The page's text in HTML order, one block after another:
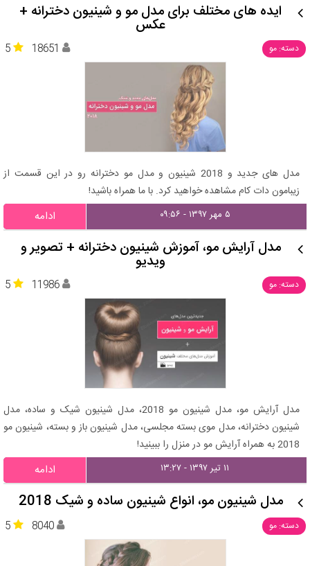
ایده های مختلف برای مدل مو و شینیون دخترانه +
عکس
دسته: مو 5 18651
مدل های جدید و 2018 شینیون و مدل مو دخترانه رو در این قسمت از
زیبامون دات کام مشاهده خواهید کرد. با ما همراه باشید!
۵ مهر ۱۳۹۷ - ۰۹:۵۶ ادامه
مدل آرایش مو، آموزش شینیون دخترانه + تصویر و
ویدیو
دسته: مو 5 11986
مدل آرایش مو، مدل شینیون مو 2018، مدل شینیون شیک و ساده، مدل
شینیون دخترانه، مدل موی بسته مجلسی، مدل شینیون باز و بسته، شینیون مو
2018 به همراه آرایش مو در منزل را ببینید!
۱۱ تیر ۱۳۹۷ - ۱۳:۲۷ ادامه
مدل شینیون مو، انواع شینیون ساده و شیک 2018
دسته: مو 5 8040